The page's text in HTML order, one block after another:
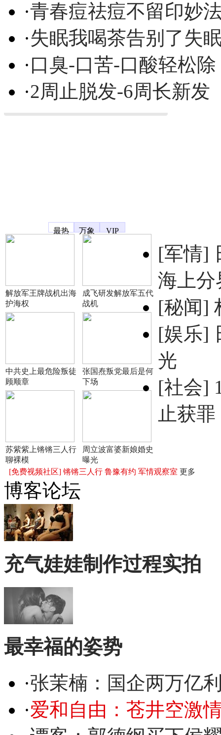
·青春痘祛痘不留印妙
·失眠我喝茶告别了失
·口臭-口苦-口酸轻松除
·2周止脱发-6周长新发
最热
万象 VIP
解放军王牌战机出海
护海权
成飞研发解放军五代
战机
中共史上最危险叛徒
顾顺章
张国焘叛党最后是何
下场
苏紫紫上锵锵三人行
聊裸模
周立波富婆新娘婚史
曝光
[军情]
海上分
[秘闻]
[娱乐]
光
[社会]
止获罪
[免费视频社区] 锵锵三人行 鲁豫有约 军情观察室 更多
博客论坛
充气娃娃制作过程实拍
最幸福的姿势
·张茉楠：国企两万亿
·爱和自由：苍井空激